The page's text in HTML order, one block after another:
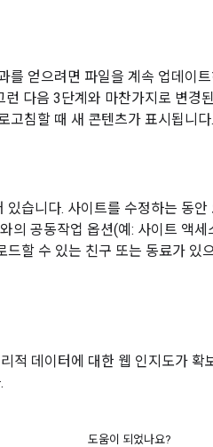
를 얻으려면 파일을 계속 업데이
런 다음 3단계와 마찬가지로 변
고침할 때 새 콘텐츠가 표시됩니다.
있습니다. 사이트를 수정하는 동
의 공동작업 옵션(예: 사이트 액
드할 수 있는 친구 또는 동료가
적 데이터에 대한 웹 인지도가
도움이 되었나요?